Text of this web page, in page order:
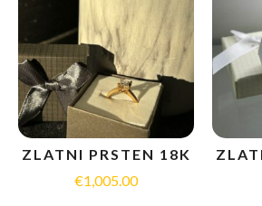
ZLATNI PRSTEN 18K
€1,005.00